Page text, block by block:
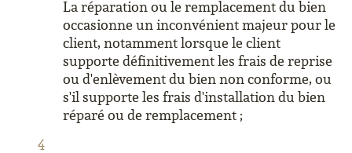
La réparation ou le remplacement du bien
occasionne un inconvénient majeur pour le
client, notamment lorsque le client
supporte définitivement les frais de reprise
ou d'enlèvement du bien non conforme, ou
s'il supporte les frais d'installation du bien
réparé ou de remplacement ;